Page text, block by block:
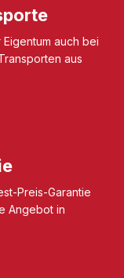
auch bei
aus
Preis-Garantie
Angebot in